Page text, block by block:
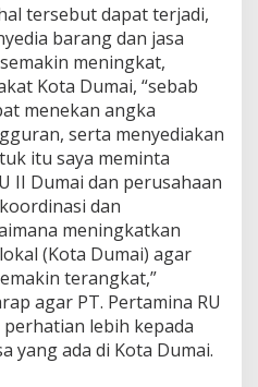
tersebut dapat terjadi,
barang dan jasa
meningkat,
Kota Dumai, “sebab
menekan angka
serta menyediakan
itu saya meminta
II Dumai dan perusahaan
dan
meningkatkan
(Kota Dumai) agar
terangkat,”
agar PT. Pertamina RU
lebih kepada
yang ada di Kota Dumai.